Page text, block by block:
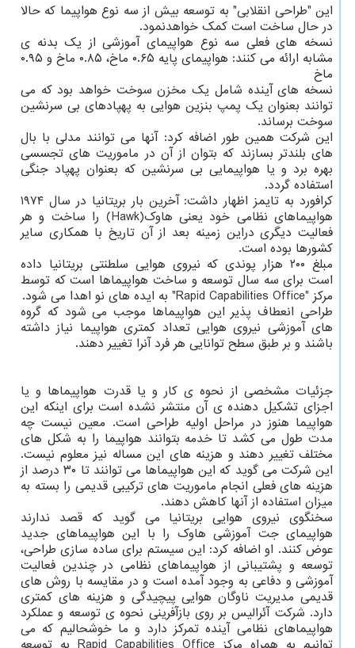
این "طراحی انقلابی" به توسعه بیش از سه نوع هواپیما که حالا
در حال ساخت است کمک خواهدنمود.
نسخه های فعلی سه نوع هواپیمای آموزشی از یک بدنه ی
مشابه ارائه می کنند: هواپیمای پایه ۰.۶۵ ماخ، ۰.۸۵ ماخ و ۰.۹۵
ماخ
نسخه های آینده شامل یک مخزن سوخت خواهد بود که می
توانند بعنوان یک پمپ بنزین هوایی به پهپادهای بی سرنشین
سوخت برساند.
این شرکت همین طور اضافه کرد: آنها می توانند مدلی با بال
های بلندتر بسازند که بتوان از آن در ماموریت های تجسسی
بهره برد و یا هواپیمایی بی سرنشین که بعنوان پهپاد جنگی
استفاده گردد.
کرافورد به تایمز اظهار داشت: آخرین بار بریتانیا در سال ۱۹۷۴
هواپیماهای نظامی خود یعنی هاوک(Hawk) را ساخت و هر
فعالیت دیگری دراین زمینه بعد از آن تاریخ با همکاری سایر
کشورها بوده است.
مبلغ ۲۰۰ هزار پوندی که نیروی هوایی سلطنتی بریتانیا داده
است برای سه سال توسعه و ساخت هواپیماها است که توسط
مرکز "Rapid Capabilities Office" به ایده های نو اهدا می شود.
طراحی انعطاف پذیر این هواپیماها موجب می شود که گروه
های آموزشی نیروی هوایی تعداد کمتری هواپیما نیاز داشته
باشند و بر طبق سطح توانایی هر فرد آنرا تغییر دهند.
جزئیات مشخصی از نحوه ی کار و یا قدرت هواپیماها و یا
اجزای تشکیل دهنده ی آن منتشر نشده است برای اینکه این
هواپیما هنوز در مراحل اولیه طراحی است. معین نیست چه
مدت طول می کشد تا خدمه بتوانند هواپیما را به شکل های
مختلف تغییر دهند و هزینه های این مساله نیز معلوم نیست.
این شرکت می گوید که این هواپیماها می توانند تا ۳۰ درصد از
هزینه های فعلی انجام ماموریت های ترکیبی قدیمی را بسته به
میزان استفاده از آنها کاهش دهند.
سخنگوی نیروی هوایی بریتانیا می گوید که قصد ندارند
هواپیمای جت آموزشی هاوک را با این هواپیماهای جدید
عوض کنند. او اضافه کرد: این سیستم برای ساده سازی طراحی،
توسعه و پشتیبانی از هواپیماهای نظامی در چندین فعالیت
آموزشی و دفاعی به وجود آمده است و در مقایسه با روش های
قدیمی مدیریت ناوگان هوایی پیچیدگی و هزینه های کمتری
دارد. شرکت آئرالیس بر روی بازآفرینی نحوه ی توسعه و عملکرد
هواپیماهای نظامی آینده تمرکز دارد و ما خوشحالیم که می